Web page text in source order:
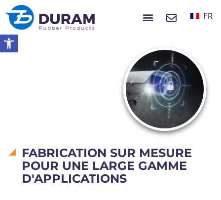
Ouvrir la barre d’outils
FR
FABRICATION SUR MESURE
POUR UNE LARGE GAMME
D'APPLICATIONS